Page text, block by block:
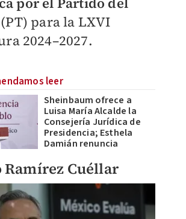
(PT) para la LXVI
2024–2027.
leer
Sheinbaum ofrece a
Luisa María Alcalde la
Consejería Jurídica de
Presidencia; Esthela
Damián renuncia
Ramírez Cuéllar